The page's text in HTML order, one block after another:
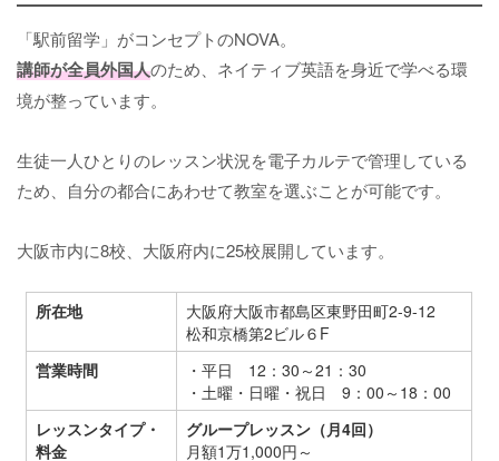
「駅前留学」がコンセプトのNOVA。
講師が全員外国人のため、ネイティブ英語を身近で学べる環
境が整っています。
生徒一人ひとりのレッスン状況を電子カルテで管理している
ため、自分の都合にあわせて教室を選ぶことが可能です。
大阪市内に8校、大阪府内に25校展開しています。
所在地
大阪府大阪市都島区東野田町2-9-12
松和京橋第2ビル６F
営業時間
・平日 12：30～21：30
・土曜・日曜・祝日 9：00～18：00
レッスンタイプ・
料金
グループレッスン（月4回）
月額1万1,000円～